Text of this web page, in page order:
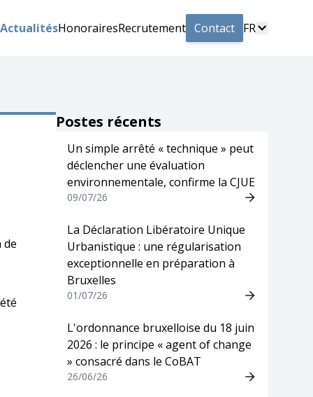
ActualitésHonorairesRecrutement Contact FR
de
Postes récents
Un simple arrêté « technique » peut
déclencher une évaluation
environnementale, confirme la CJUE
09/07/26
La Déclaration Libératoire Unique
Urbanistique : une régularisation
exceptionnelle en préparation à
Bruxelles
01/07/26
L'ordonnance bruxelloise du 18 juin
2026 : le principe « agent of change
» consacré dans le CoBAT
26/06/26